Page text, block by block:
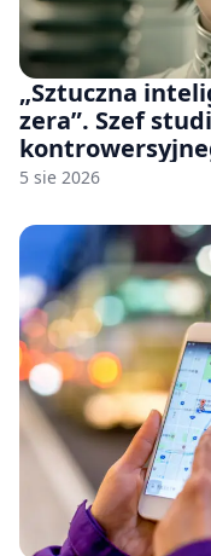
„Sztuczna
zera”. Szef
Stellar Blade:
5 sie 2026